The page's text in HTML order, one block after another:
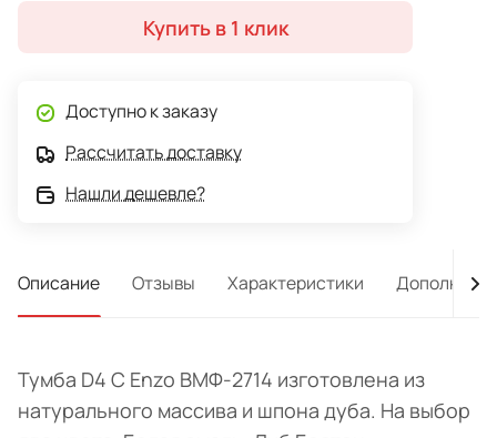
Купить в 1 клик
Доступно к заказу
Рассчитать доставку
Нашли дешевле?
Описание Отзывы Характеристики
Тумба D4 C Enzo ВМФ-2714 изготовлена из
натурального массива и шпона дуба. На выбор